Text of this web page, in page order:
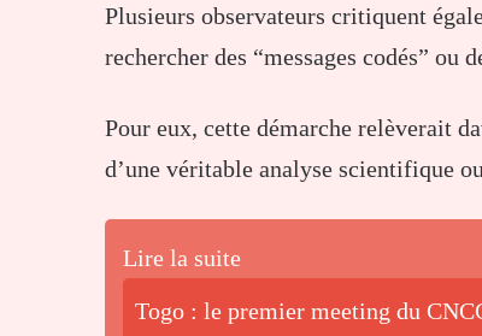
Plusieurs observateurs critiquent
rechercher des “messages codés”
Pour eux, cette démarche relèverait
d’une véritable analyse scientifique
Lire la suite
Togo : le premier meeting du